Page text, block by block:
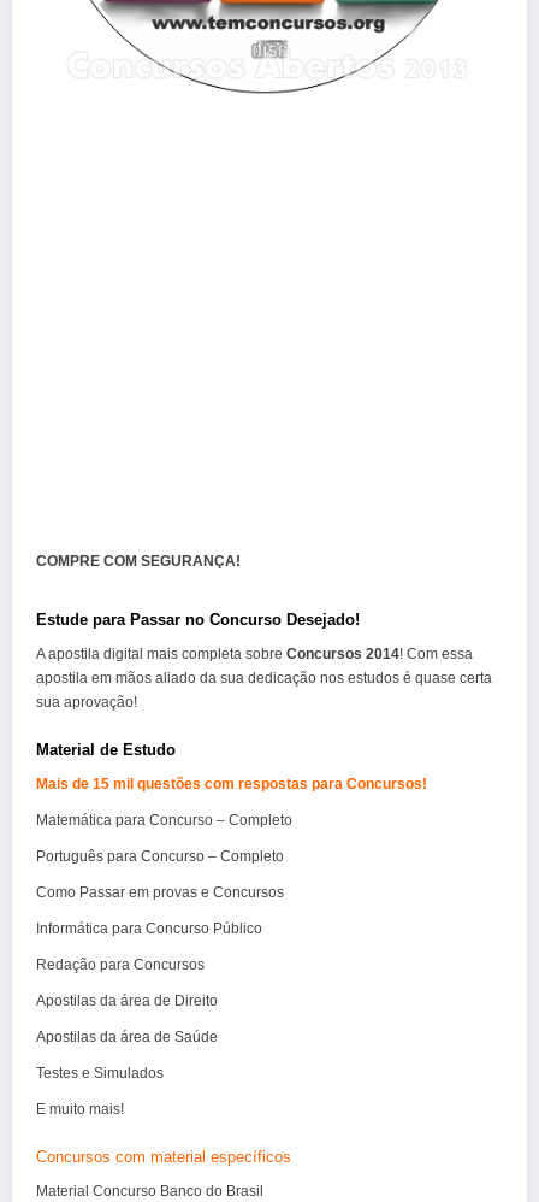
COMPRE COM SEGURANÇA!
Estude para Passar no Concurso Desejado!
A apostila digital mais completa sobre Concursos 2014! Com essa
apostila em mãos aliado da sua dedicação nos estudos é quase certa
sua aprovação!
Material de Estudo
Mais de 15 mil questões com respostas para Concursos!
Matemática para Concurso – Completo
Português para Concurso – Completo
Como Passar em provas e Concursos
Informática para Concurso Público
Redação para Concursos
Apostilas da área de Direito
Apostilas da área de Saúde
Testes e Simulados
E muito mais!
Concursos com material específicos
Material Concurso Banco do Brasil